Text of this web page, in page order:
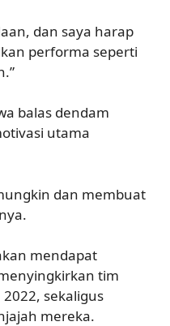
dan saya harap
performa seperti
balas dendam
utama
dan membuat
mendapat
tim
sekaligus
mereka.